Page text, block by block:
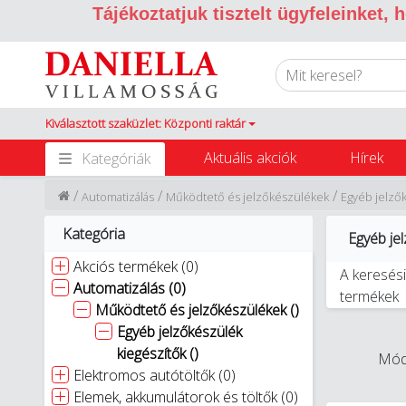
Tájékoztatjuk tisztelt ügyfeleinket,
Kiválasztott szaküzlet: Központi raktár
Kategóriák Aktuális akciók Hírek
Egyéb
/
Működtető és jelzőkészülékek
/
Automatizálás
/
Kategória
Akciós termékek (0)
Automatizálás (0)
Működtető és jelzőkészülékek ()
Egyéb jelzőkészülék
kiegészítők ()
Elektromos autótöltők (0)
Elemek, akkumulátorok és töltők (0)
Egyéb
A
termékek